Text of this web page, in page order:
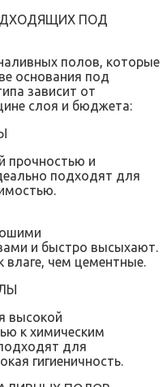
ПОД
полов, которые
основания под
зависит от
слоя и бюджета:
прочностью и
подходят для
и быстро высыхают.
чем цементные.
высокой
к химическим
для
гигиеничность.